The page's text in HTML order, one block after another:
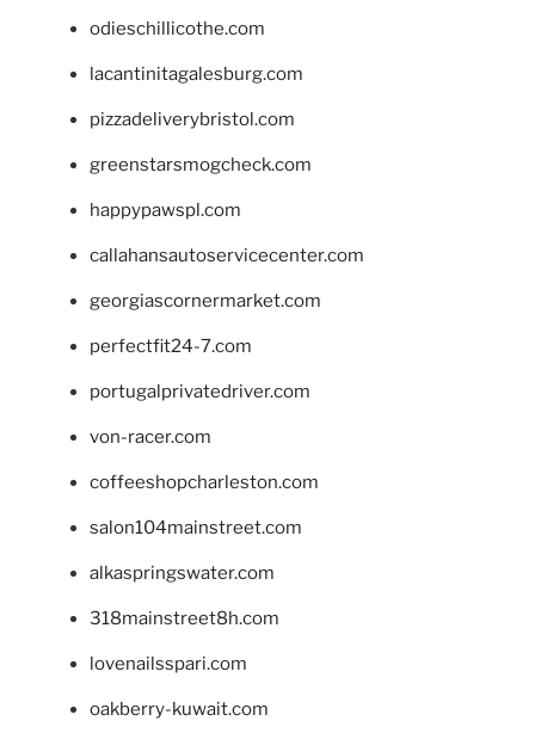
odieschillicothe.com
lacantinitagalesburg.com
pizzadeliverybristol.com
greenstarsmogcheck.com
happypawspl.com
callahansautoservicecenter.com
georgiascornermarket.com
perfectfit24-7.com
portugalprivatedriver.com
von-racer.com
coffeeshopcharleston.com
salon104mainstreet.com
alkaspringswater.com
318mainstreet8h.com
lovenailsspari.com
oakberry-kuwait.com